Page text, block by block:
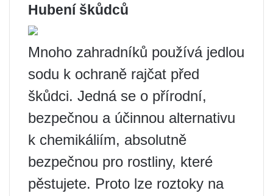
Hubení škůdců
Mnoho zahradníků používá jedlou
sodu k ochraně rajčat před
škůdci. Jedná se o přírodní,
bezpečnou a účinnou alternativu
k chemikáliím, absolutně
bezpečnou pro rostliny, které
pěstujete. Proto lze roztoky na